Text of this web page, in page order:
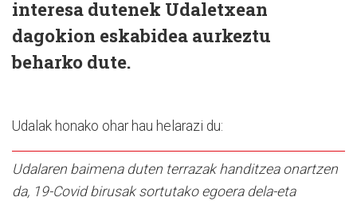
interesa dutenek Udaletxean
dagokion eskabidea aurkeztu
beharko dute.
Udalak honako ohar hau helarazi du:
Udalaren baimena duten terrazak handitzea onartzen
da, 19-Covid birusak sortutako egoera dela-eta